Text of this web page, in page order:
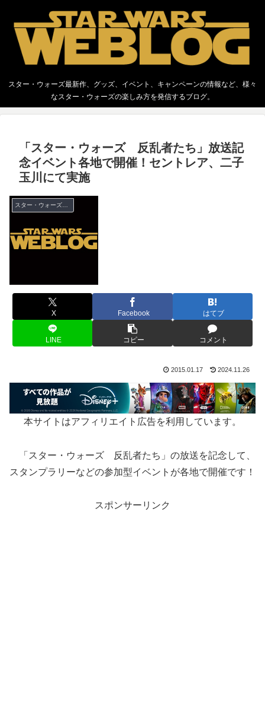
スター・ウォーズ最新作、グッズ、イベント、キャンペーンの情報など、様々
なスター・ウォーズの楽しみ方を発信するブログ。
「スター・ウォーズ 反乱者たち」放送記
念イベント各地で開催！セントレア、二子
玉川にて実施
X Facebook はてブ
LINE コピー コメント
2015.01.17 2024.11.26
本サイトはアフィリエイト広告を利用しています。
「スター・ウォーズ 反乱者たち」の放送を記念して、
スタンプラリーなどの参加型イベントが各地で開催です！
スポンサーリンク